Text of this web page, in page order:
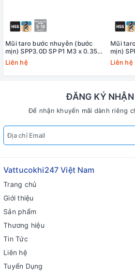
Mũi taro bước nhuyễn (bước
mịn) SPP3.0D SP P1 M3 x 0.35
Yamawa
Liên hệ
Mũi
mịn)
+20
Liên hệ
ĐĂNG KÝ NHẬN
Để nhận khuyến mãi dành riêng
Vattucokhi247 Việt Nam
Trang chủ
Giới thiệu
Sản phẩm
Thương hiệu
Tin Tức
Liên hệ
Tuyển Dụng